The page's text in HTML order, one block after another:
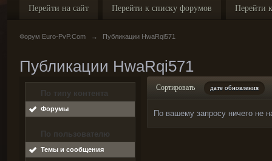
Перейти на сайт Перейти к списку форумов Перейти
Форум Euro-PvP.Com → Публикации HwaRqi571
Публикации HwaRqi571
По типу контента
Форумы
По пользователю
Темы и сообщения
Сортировать дате обновления
По вашему запросу ничего не